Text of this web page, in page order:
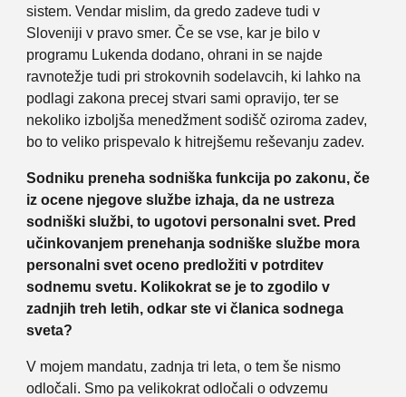
sistem. Vendar mislim, da gredo zadeve tudi v
Sloveniji v pravo smer. Če se vse, kar je bilo v
programu Lukenda dodano, ohrani in se najde
ravnotežje tudi pri strokovnih sodelavcih, ki lahko na
podlagi zakona precej stvari sami opravijo, ter se
nekoliko izboljša menedžment sodišč oziroma zadev,
bo to veliko prispevalo k hitrejšemu reševanju zadev.
Sodniku preneha sodniška funkcija po zakonu, če
iz ocene njegove službe izhaja, da ne ustreza
sodniški službi, to ugotovi personalni svet. Pred
učinkovanjem prenehanja sodniške službe mora
personalni svet oceno predložiti v potrditev
sodnemu svetu. Kolikokrat se je to zgodilo v
zadnjih treh letih, odkar ste vi članica sodnega
sveta?
V mojem mandatu, zadnja tri leta, o tem še nismo
odločali. Smo pa velikokrat odločali o odvzemu